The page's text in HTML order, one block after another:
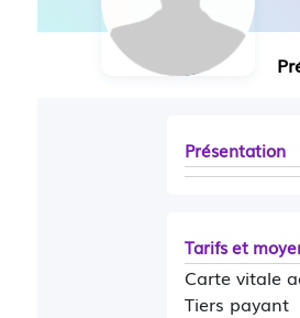
Présentation
Tarifs et
Carte vitale
Tiers payant